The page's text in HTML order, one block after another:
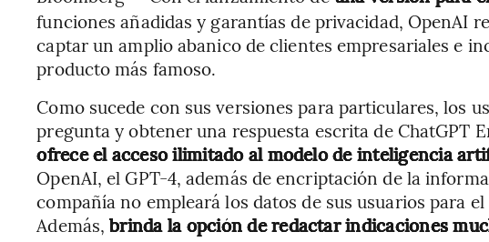
funciones añadidas y garantías de privacidad, OpenAI
captar un amplio abanico de clientes empresariales e
producto más famoso.
Como sucede con sus versiones para particulares, los
pregunta y obtener una respuesta escrita de ChatGPT
ofrece el acceso ilimitado al modelo de inteligencia
OpenAI, el GPT-4, además de encriptación de la
compañía no empleará los datos de sus usuarios para
Además, brinda la opción de redactar indicaciones